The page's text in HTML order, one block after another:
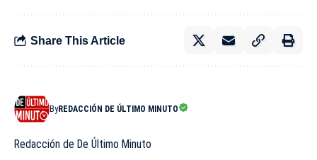
Share This Article
ByREDACCIÓN DE ÚLTIMO MINUTO
Redacción de De Último Minuto